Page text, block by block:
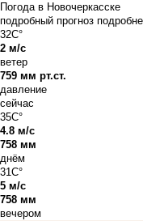
Погода в Новочеркасске
подробный прогноз
32C°
2 м/с
ветер
759 мм рт.ст.
давление
сейчас
35C°
4.8 м/с
758 мм
днём
31C°
5 м/с
758 мм
вечером